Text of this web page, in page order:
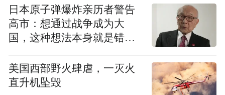
日本原子弹爆炸亲历者警告
高市：想通过战争成为大
国，这种想法本身就是错误
美国西部野火肆虐，一灭火
直升机坠毁